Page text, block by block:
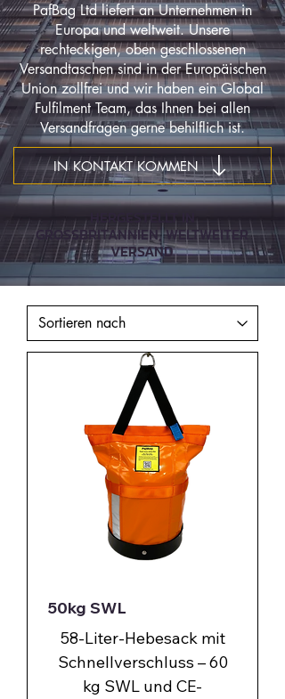
PafBag Ltd liefert an Unternehmen in
Europa und weltweit. Unsere
rechteckigen, oben geschlossenen
Versandtaschen sind in der Europäischen
Union zollfrei und wir haben ein Global
Fulfilment Team, das Ihnen bei allen
Versandfragen gerne behilflich ist.
IN KONTAKT KOMMEN
HERGESTELLT IN
GROSSBRITANNIEN, WELTWEITER
VERSAND
50kg SWL
58-Liter-Hebesack mit
Schnellverschluss – 60
kg SWL und CE-